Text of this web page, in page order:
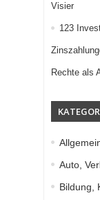
Visier
123
Rechte als
Auto,
Bildung,